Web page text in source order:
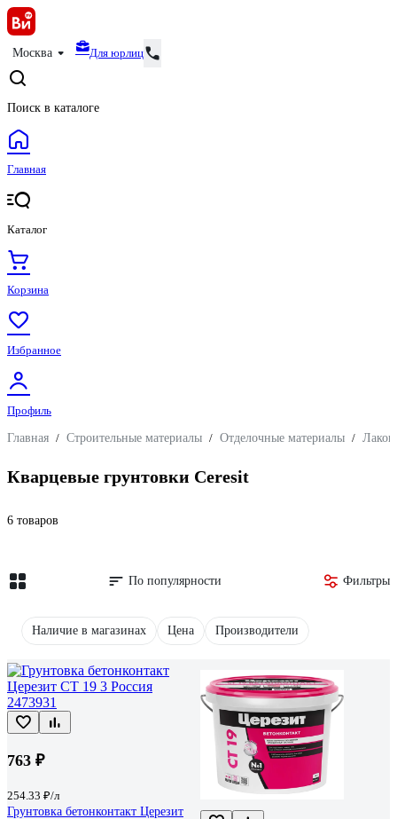
Москва Для юрлиц
Поиск в каталоге
Главная
Каталог
Корзина
Избранное
Профиль
Главная / Строительные материалы / Отделочные материалы /
Кварцевые грунтовки Ceresit
6 товаров
По популярности Фильтры
Наличие в магазинах Цена Производители
763 ₽
254.33 ₽/л
Грунтовка бетонконтакт Церезит